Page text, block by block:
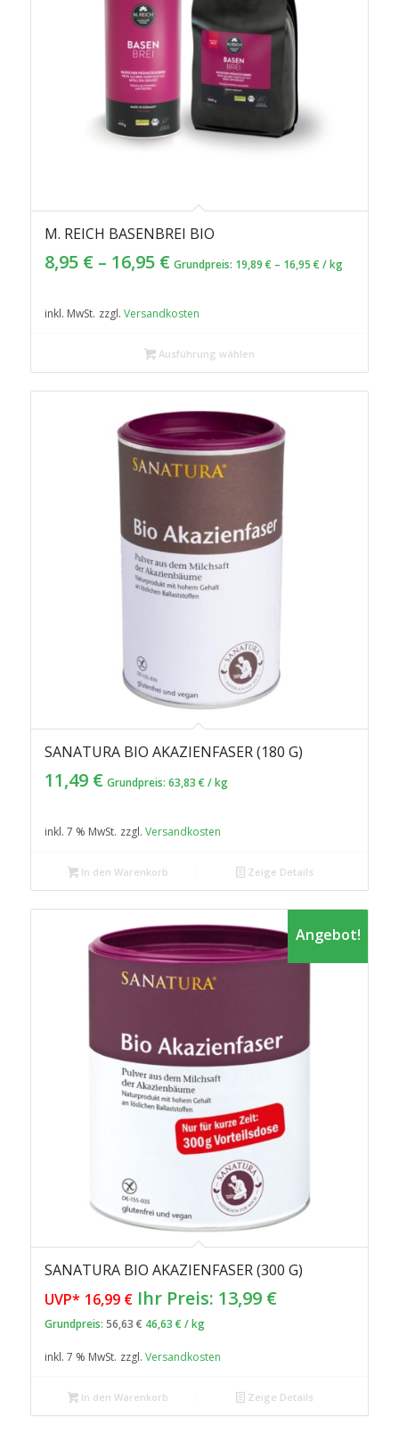
M. REICH BASENBREI BIO
8,95 €– 16,95 € Grundpreis: 19,89 € – 16,95 € /kg
inkl. MwSt. zzgl. Versandkosten
Ausführung wählen
SANATURA BIO AKAZIENFASER (180 G)
11,49 € Grundpreis: 63,83 € /kg
inkl. 7 % MwSt. zzgl. Versandkosten
In den Warenkorb Zeige Details
SANATURA BIO AKAZIENFASER (300 G)
UVP* 16,99 € Ursprünglicher
Preis
16,99 €
Ihr Preis: 13,99 €Aktueller
Angebot!
Grundpreis: 56,63 € 46,63 € /kg
inkl. 7 % MwSt. zzgl. Versandkosten
In den Warenkorb Zeige Details